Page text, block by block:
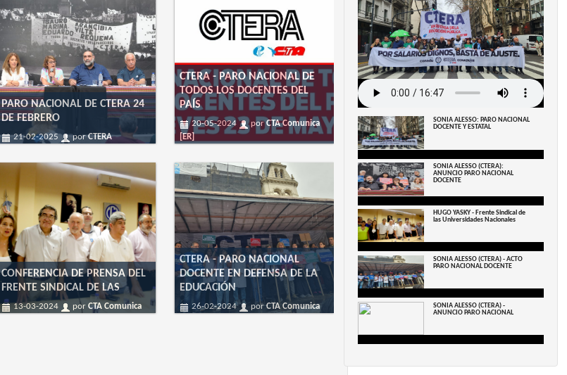
PARO NACIONAL DE CTERA 24
DE FEBRERO
21-02-2025 porCTERA
CTERA - PARO NACIONAL DE
TODOS LOS DOCENTES DEL
PAÍS
20-05-2024 porCTA Comunica
[ER]
CONFERENCIA DE PRENSA DEL
FRENTE SINDICAL DE LAS
13-03-2024 por CTA Comunica
CTERA - PARO NACIONAL
DOCENTE EN DEFENSA DE LA
EDUCACIÓN
26-02-2024 porCTA Comunica
SONIA ALESSO: PARO NACIONAL
DOCENTE Y ESTATAL
SONIA ALESSO (CTERA):
ANUNCIO PARO NACIONAL
DOCENTE
HUGO YASKY - Frente Sindical de
las Universidades Nacionales
SONIA ALESSO (CTERA) - ACTO
PARO NACIONAL DOCENTE
SONIA ALESSO (CTERA) -
ANUNCIO PARO NACIONAL